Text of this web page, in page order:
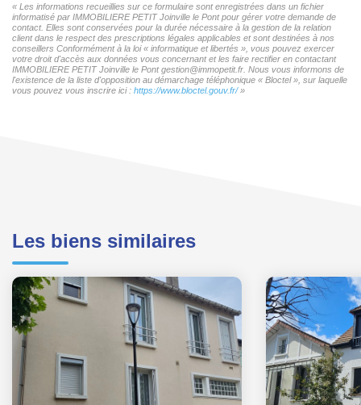
« Les informations recueillies sur ce formulaire sont enregistrées dans un fichier
informatisé par IMMOBILIERE PETIT Joinville le Pont pour gérer votre demande de
contact. Elles sont conservées pour la durée nécessaire à la gestion de la relation
client dans le respect des prescriptions légales applicables et sont destinées à nos
conseillers Conformément à la loi « informatique et libertés », vous pouvez exercer
votre droit d'accès aux données vous concernant et les faire rectifier en contactant
IMMOBILIERE PETIT Joinville le Pont gestion@immopetit.fr. Nous vous informons de
l'existence de la liste d'opposition au démarchage téléphonique « Bloctel », sur laquelle
vous pouvez vous inscrire ici : https://www.bloctel.gouv.fr/»
Les biens similaires